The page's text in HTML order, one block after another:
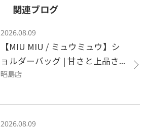
関連ブログ
2026.08.09
【MIU MIU / ミュウミュウ】シ
ョルダーバッグ | 甘さと上品さ...
昭島店
2026.08.09